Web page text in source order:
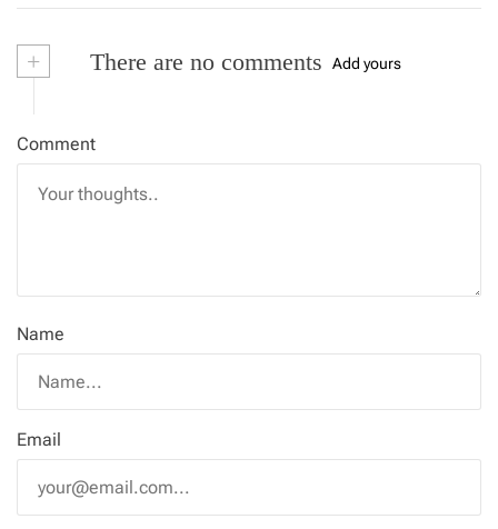
+ There are no comments Add yours
Comment
Name
Email